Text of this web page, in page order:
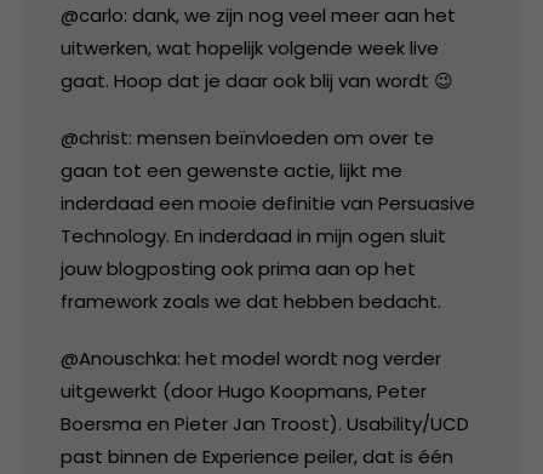
@carlo: dank, we zijn nog veel meer aan het
uitwerken, wat hopelijk volgende week live
gaat. Hoop dat je daar ook blij van wordt 😉
@christ: mensen beïnvloeden om over te
gaan tot een gewenste actie, lijkt me
inderdaad een mooie definitie van Persuasive
Technology. En inderdaad in mijn ogen sluit
jouw blogposting ook prima aan op het
framework zoals we dat hebben bedacht.
@Anouschka: het model wordt nog verder
uitgewerkt (door Hugo Koopmans, Peter
Boersma en Pieter Jan Troost). Usability/UCD
past binnen de Experience peiler, dat is één